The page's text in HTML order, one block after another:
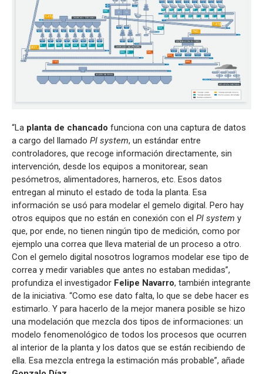
“La planta de chancado funciona con una captura de datos
a cargo del llamado PI system, un estándar entre
controladores, que recoge información directamente, sin
intervención, desde los equipos a monitorear, sean
pesómetros, alimentadores, harneros, etc. Esos datos
entregan al minuto el estado de toda la planta. Esa
información se usó para modelar el gemelo digital. Pero hay
otros equipos que no están en conexión con el PI system y
que, por ende, no tienen ningún tipo de medición, como por
ejemplo una correa que lleva material de un proceso a otro.
Con el gemelo digital nosotros logramos modelar ese tipo de
correa y medir variables que antes no estaban medidas”,
profundiza el investigador Felipe Navarro, también integrante
de la iniciativa. “Como ese dato falta, lo que se debe hacer es
estimarlo. Y para hacerlo de la mejor manera posible se hizo
una modelación que mezcla dos tipos de informaciones: un
modelo fenomenológico de todos los procesos que ocurren
al interior de la planta y los datos que se están recibiendo de
ella. Esa mezcla entrega la estimación más probable”, añade